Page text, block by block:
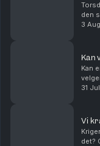
den
drept
3 Aug
Kan
Kan
31 Jul
Vi
det?